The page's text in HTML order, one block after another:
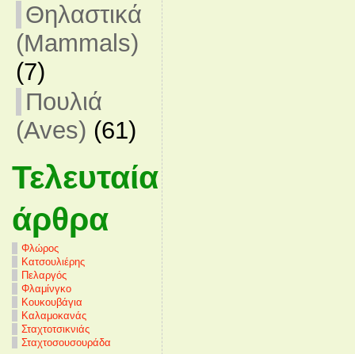
Θηλαστικά
(Mammals)
(7)
Πουλιά
(Aves) (61)
Τελευταία
άρθρα
Φλώρος
Κατσουλιέρης
Πελαργός
Φλαμίνγκο
Κουκουβάγια
Καλαμοκανάς
Σταχτοτσικνιάς
Σταχτοσουσουράδα